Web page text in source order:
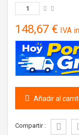
148,67 € IVA
Añadir al
Compartir :